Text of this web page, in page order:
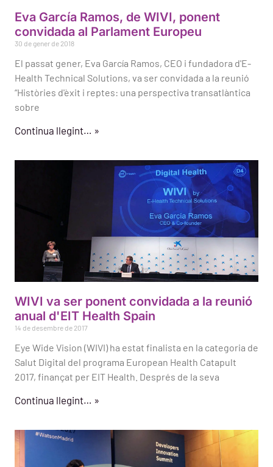
Eva García Ramos, de WIVI, ponent
convidada al Parlament Europeu
30 de gener de 2018
El passat gener, Eva García Ramos, CEO i fundadora d'E-
Health Technical Solutions, va ser convidada a la reunió
“Històries d'èxit i reptes: una perspectiva transatlàntica
sobre
Continua llegint… »
WIVI va ser ponent convidada a la reunió
anual d'EIT Health Spain
14 de desembre de 2017
Eye Wide Vision (WIVI) ha estat finalista en la categoria de
Salut Digital del programa European Health Catapult
2017, finançat per EIT Health. Després de la seva
Continua llegint… »